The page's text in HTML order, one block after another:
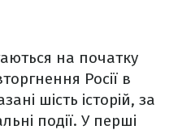
на початку
Росії в
шість історій, за
події. У перші